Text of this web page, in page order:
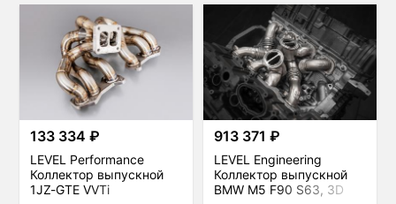
133 334 ₽
LEVEL Performance
Коллектор выпускной
1JZ-GTE VVTi
913 371 ₽
LEVEL Engineering
Коллектор выпускной
BMW M5 F90 S63, 3D